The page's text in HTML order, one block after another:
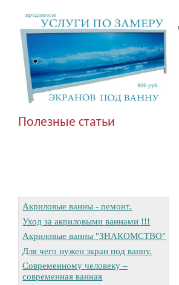
Полезные статьи
Акриловые ванны - ремонт.
Уход за акриловыми ваннами !!!
Акриловые ванны "ЗНАКОМСТВО"
Для чего нужен экран под ванну.
Современному человеку –
современная ванная